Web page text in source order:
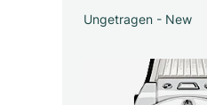
Ungetragen - New